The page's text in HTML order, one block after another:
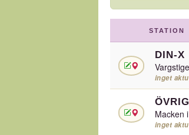
STATION
DIN-X
inget
Macken
inget